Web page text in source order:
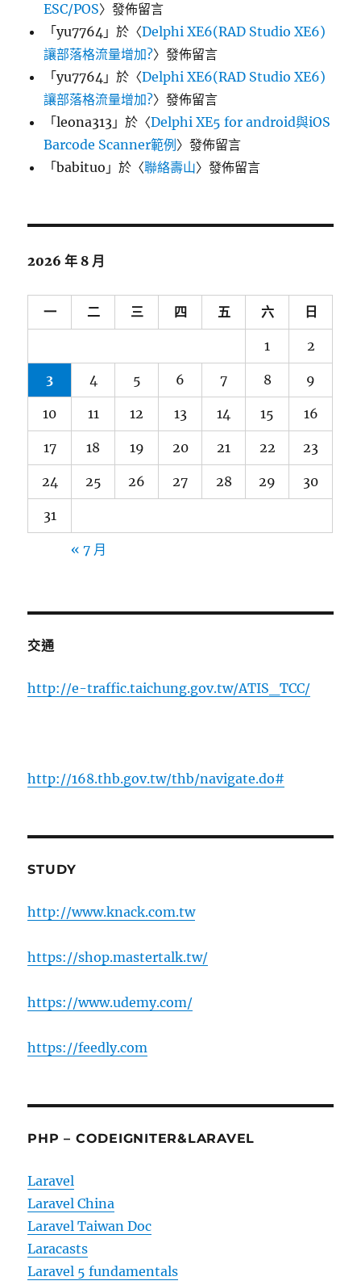
ESC/POS〉發佈留言
「yu7764 」於〈Delphi XE6(RAD Studio XE6)
讓部落格流量增加?〉發佈留言
「yu7764 」於〈Delphi XE6(RAD Studio XE6)
讓部落格流量增加?〉發佈留言
「leona313 」於〈Delphi XE5 for android與iOS
Barcode Scanner範例 〉發佈留言
「babituo 」於〈聯絡壽山〉發佈留言
2026 年 8 月
一 二 三 四 五 六 日
1 2
3 4 5 6 7 8 9
10 11 12 13 14 15 16
17 18 19 20 21 22 23
24 25 26 27 28 29 30
31
« 7 月
交通
http://e-traffic.taichung.gov.tw/ATIS_TCC/
http://168.thb.gov.tw/thb/navigate.do#
STUDY
http://www.knack.com.tw
https://shop.mastertalk.tw/
https://www.udemy.com/
https://feedly.com
PHP – CODEIGNITER&LARAVEL
Laravel
Laravel China
Laravel Taiwan Doc
Laracasts
Laravel 5 fundamentals